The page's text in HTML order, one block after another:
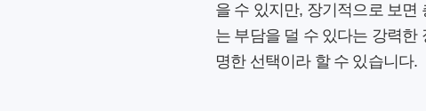
을 수 있지만, 장기적으로 보면
는 부담을 덜 수 있다는 강력한
명한 선택이라 할 수 있습니다.